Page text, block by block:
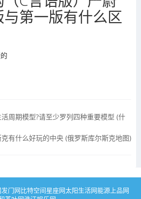
第一版有什么区
周期模型?请至少罗列四种重要模型 (什
有什么好玩的中央 (俄罗斯库尔斯克地图)
发门网比特空间星座网太阳生活网能源 上品网